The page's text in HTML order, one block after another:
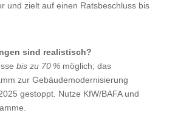
und zielt auf einen Ratsbeschluss bis
sind realistisch?
bis zu 70 %möglich; das
zur Gebäudemodernisierung
gestoppt. Nutze KfW/BAFA und